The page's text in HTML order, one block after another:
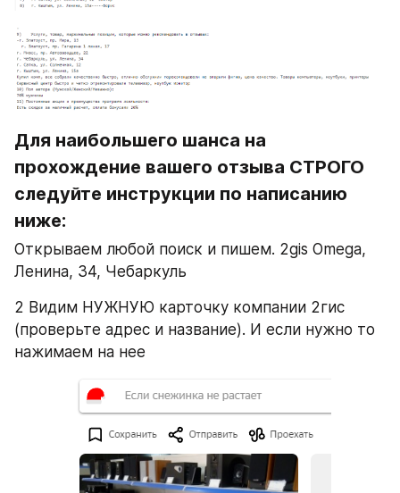
Для наибольшего шанса на
прохождение вашего отзыва СТРОГО
следуйте инструкции по написанию
ниже:
Открываем любой поиск и пишем. 2gis Omega, ​
Ленина, 34, Чебаркуль
2 Видим НУЖНУЮ карточку компании 2гис
(проверьте адрес и название). И если нужно то
нажимаем на нее